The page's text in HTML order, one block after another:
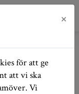
×
för att ge
att vi ska
Vi